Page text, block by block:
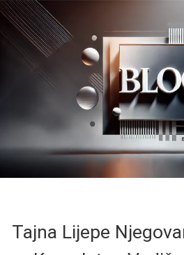
Tajna Lijepe